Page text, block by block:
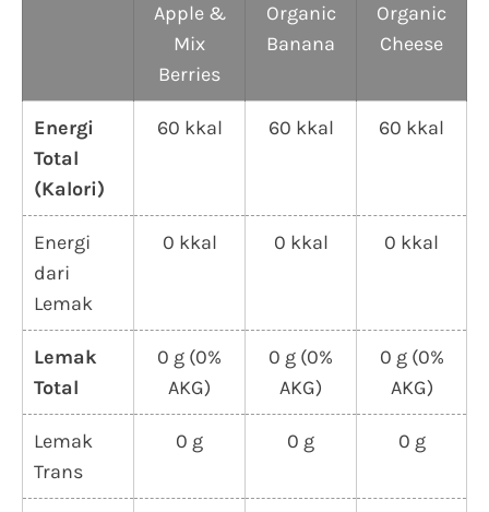
Apple &
Mix
Berries
Organic
Banana
Organic
Cheese
Energi
Total
(Kalori)
60 kkal 60 kkal 60 kkal
Energi
dari
Lemak
0 kkal 0 kkal 0 kkal
Lemak
Total
0 g (0%
AKG)
0 g (0%
AKG)
0 g (0%
AKG)
Lemak
Trans
0 g 0 g 0 g